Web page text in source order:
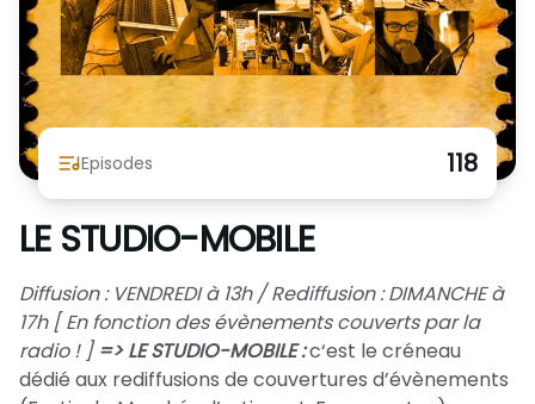
Nous Soutenir / Adhérer
J'adhère
Je fais un don
Exprime ton soutien
Nous Contacter
La newsletter
Episodes 118
LE STUDIO-MOBILE
Diffusion : VENDREDI à 13h / Rediffusion : DIMANCHE à
17h [ En fonction des évènements couverts par la
radio ! ] => LE STUDIO-MOBILE :c‘est le créneau
dédié aux rediffusions de couvertures d’évènements